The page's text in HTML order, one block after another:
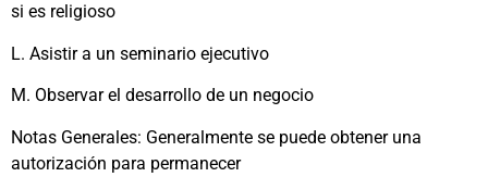
si es religioso
L. Asistir a un seminario ejecutivo
M. Observar el desarrollo de un negocio
Notas Generales: Generalmente se puede obtener una
autorización para permanecer